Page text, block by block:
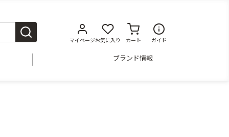
マイページお気に入り カート ガイド
ブランド情報